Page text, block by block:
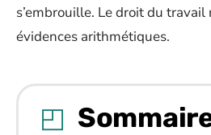
s’embrouille. Le droit du travail
évidences arithmétiques.